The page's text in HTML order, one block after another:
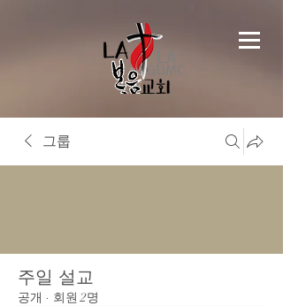
그룹
주일 설교
공개 · 회원 2명